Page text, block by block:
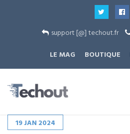
support [@] techout.fr
LE MAG
BOUTIQUE
19JAN 2024